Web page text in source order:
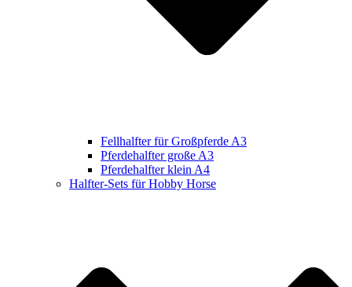
Fellhalfter für Großpferde A3
Pferdehalfter große A3
Pferdehalfter klein A4
Halfter-Sets für Hobby Horse